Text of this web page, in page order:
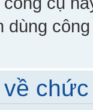
dùng